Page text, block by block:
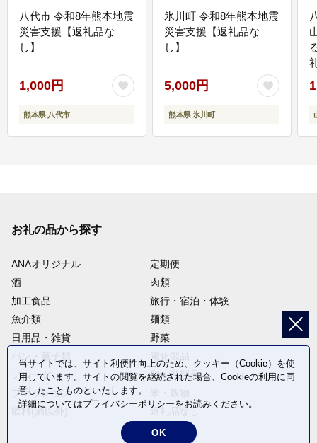
八代市 令和8年熊本地震
災害支援【返礼品な
し】
1,000円
熊本県 八代市
氷川町 令和8年熊本地震
災害支援【返礼品な
し】
5,000円
熊本県 氷川町
お礼の品から探す
ANAオリジナル
定期便
酒
肉類
加工食品
旅行・宿泊・体験
魚介類
麺類
日用品・雑貨
野菜
パン・菓子類
電化製品
フルーツ
卵・乳製品
ファッション
飲料(酒以外)
返礼品なし
当サイトでは、サイト利便性向上のため、クッキー（Cookie）を使
用しています。サイトの閲覧を継続された場合、Cookieの利用に同
意したことものといたします。
詳細についてはプライバシーポリシーをお読みください。
OK